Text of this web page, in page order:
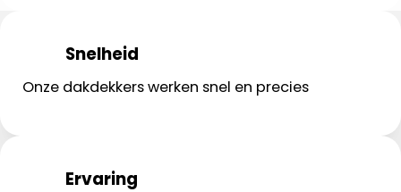
Snelheid
Onze dakdekkers werken snel en precies
Ervaring